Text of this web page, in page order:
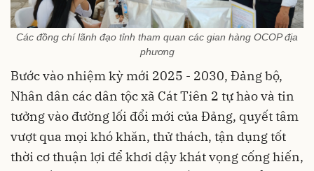
Các đồng chí lãnh đạo tỉnh tham quan các gian hàng OCOP địa
phương
Bước vào nhiệm kỳ mới 2025 - 2030, Đảng bộ,
Nhân dân các dân tộc xã Cát Tiên 2 tự hào và tin
tưởng vào đường lối đổi mới của Đảng, quyết tâm
vượt qua mọi khó khăn, thử thách, tận dụng tốt
thời cơ thuận lợi để khơi dậy khát vọng cống hiến,